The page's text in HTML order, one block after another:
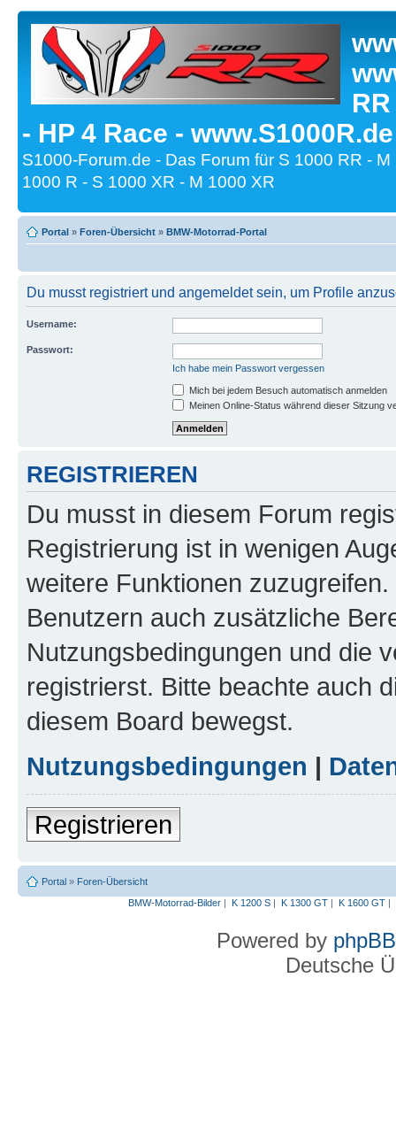
- HP 4 Race -
S1000-Forum.de - Das Forum für S 1000 RR -
1000 R - S 1000 XR - M 1000 XR
Portal » Foren-Übersicht » BMW-Motorrad-Portal
Du musst registriert und angemeldet sein, um Profile
Username:
Passwort:
Ich habe mein Passwort vergessen
Mich bei jedem Besuch automatisch anmelden
Meinen Online-Status während dieser Sitzung
REGISTRIEREN
Du musst in diesem Forum
Registrierung ist in wenigen
weitere Funktionen
Benutzern auch zusätzliche
Nutzungsbedingungen und die
registrierst. Bitte beachte auch
diesem Board bewegst.
Nutzungsbedingungen |
Registrieren
Portal » Foren-Übersicht
BMW-Motorrad-Bilder| K 1200 S| K 1300 GT| K 1600 GT|
Powered by phpBB
Deutsche